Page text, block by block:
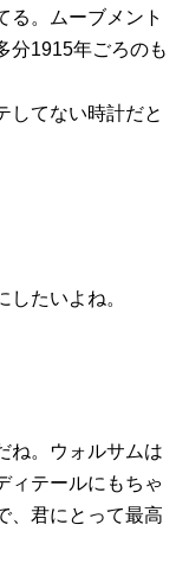
る。ムーブメント
分1915年ごろのも
してない時計だと
たいよね。
ね。ウォルサムは
ィテールにもちゃ
、君にとって最高